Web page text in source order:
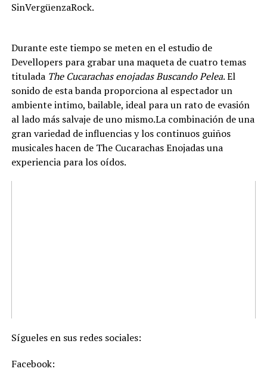
SinVergüenzaRock.
Durante este tiempo se meten en el estudio de
Devellopers para grabar una maqueta de cuatro temas
titulada The Cucarachas enojadas Buscando Pelea. El
sonido de esta banda proporciona al espectador un
ambiente intimo, bailable, ideal para un rato de evasión
al lado más salvaje de uno mismo.La combinación de una
gran variedad de influencias y los continuos guiños
musicales hacen de The Cucarachas Enojadas una
experiencia para los oídos.
Sígueles en sus redes sociales:
Facebook: